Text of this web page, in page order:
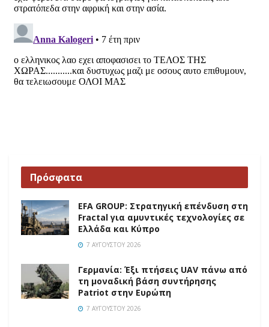
Πρόσφατα
EFA GROUP: Στρατηγική επένδυση στη
Fractal για αμυντικές τεχνολογίες σε
Ελλάδα και Κύπρο
7 ΑΥΓΟΎΣΤΟΥ 2026
Γερμανία: Έξι πτήσεις UAV πάνω από
τη μοναδική βάση συντήρησης
Patriot στην Ευρώπη
7 ΑΥΓΟΎΣΤΟΥ 2026